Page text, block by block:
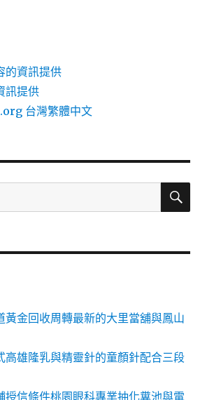
的資訊提供
訊提供
台灣繁體中文
搜
黃金回收周轉最新的大里當舖與鳳山
高雄隆乳與精靈針的童顏針配合三段
授信條件桃園眼科專業抽化糞池與電